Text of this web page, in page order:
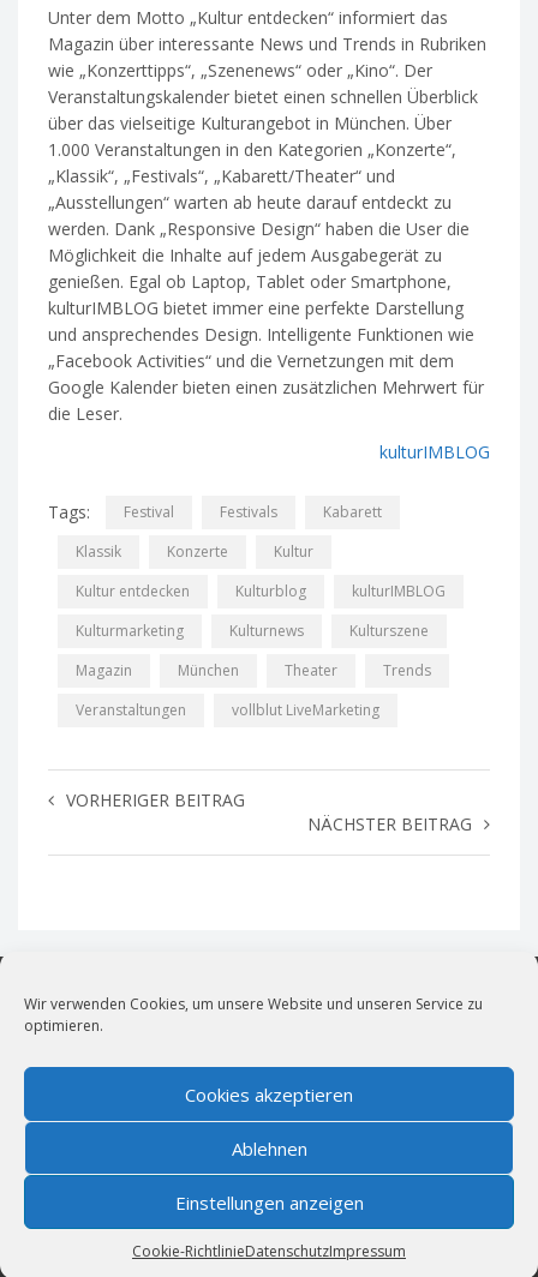
Wir verwenden Cookies, um unsere Website und unseren Service zu
optimieren.
Cookies akzeptieren
Ablehnen
Einstellungen anzeigen
Cookie-RichtlinieDatenschutzImpressum
Unter dem Motto „Kultur entdecken“ informiert das
Magazin über interessante News und Trends in Rubriken
wie „Konzerttipps“, „Szenenews“ oder „Kino“. Der
Veranstaltungskalender bietet einen schnellen Überblick
über das vielseitige Kulturangebot in München. Über
1.000 Veranstaltungen in den Kategorien „Konzerte“,
„Klassik“, „Festivals“, „Kabarett/Theater“ und
„Ausstellungen“ warten ab heute darauf entdeckt zu
werden. Dank „Responsive Design“ haben die User die
Möglichkeit die Inhalte auf jedem Ausgabegerät zu
genießen. Egal ob Laptop, Tablet oder Smartphone,
kulturIMBLOG bietet immer eine perfekte Darstellung
und ansprechendes Design. Intelligente Funktionen wie
„Facebook Activities“ und die Vernetzungen mit dem
Google Kalender bieten einen zusätzlichen Mehrwert für
die Leser.
kulturIMBLOG
Tags: Festival Festivals
Kabarett
Klassik
Konzerte
Kultur
Kultur entdecken
Kulturblog
kulturIMBLOG
Kulturmarketing
Kulturnews
Kulturszene
Magazin
München Theater
Trends
Veranstaltungen
vollblut LiveMarketing
VORHERIGER BEITRAG
NÄCHSTER BEITRAG
vollblut LiveMarketingLive- und Kulturmarketing für München.
News|Impressum|Cookie-Richtlinie (EU)|Datenschutz
AGBs für öffentliche Veranstaltungen
Wir sind Mitglied im